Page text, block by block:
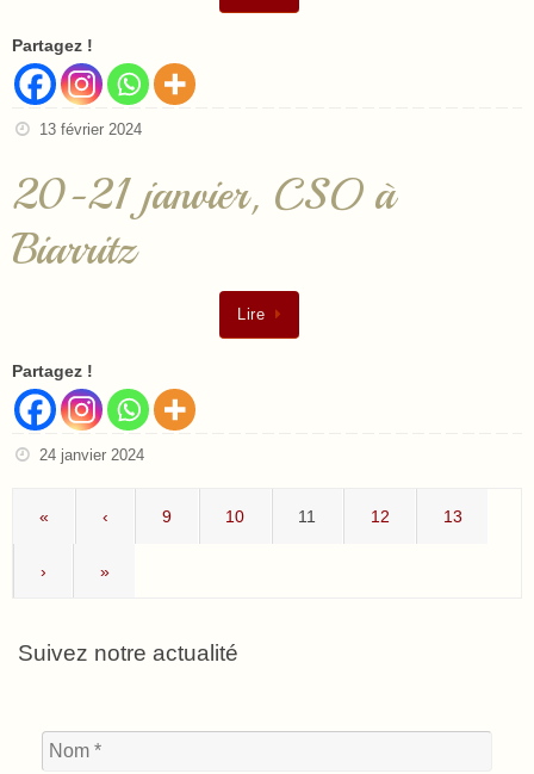
Partagez !
13 février 2024
20-21 janvier, CSO à
Biarritz
Lire
Partagez !
24 janvier 2024
« ‹ 9 10 11 12 13
› »
Suivez notre actualité